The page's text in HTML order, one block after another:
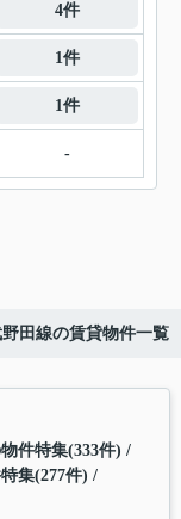
4件
1件
1件
-
田線の賃貸物件一覧
件特集(333件)
集(277件)